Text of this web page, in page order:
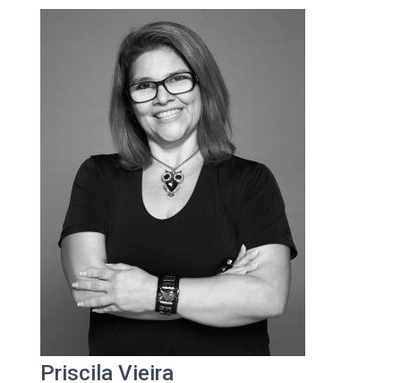
Priscila Vieira